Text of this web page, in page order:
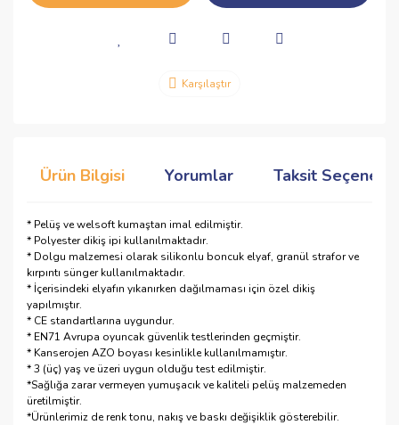
Karşılaştır
Ürün Bilgisi Yorumlar Taksit
* Pelüş ve welsoft kumaştan imal edilmiştir.
* Polyester dikiş ipi kullanılmaktadır.
* Dolgu malzemesi olarak silikonlu boncuk elyaf, granül strafor ve
kırpıntı sünger kullanılmaktadır.
* İçerisindeki elyafın yıkanırken dağılmaması için özel dikiş
yapılmıştır.
* CE standartlarına uygundur.
* EN71 Avrupa oyuncak güvenlik testlerinden geçmiştir.
* Kanserojen AZO boyası kesinlikle kullanılmamıştır.
* 3 (üç) yaş ve üzeri uygun olduğu test edilmiştir.
*Sağlığa zarar vermeyen yumuşacık ve kaliteli pelüş malzemeden
üretilmiştir.
*Ürünlerimiz de renk tonu, nakış ve baskı değişiklik gösterebilir.